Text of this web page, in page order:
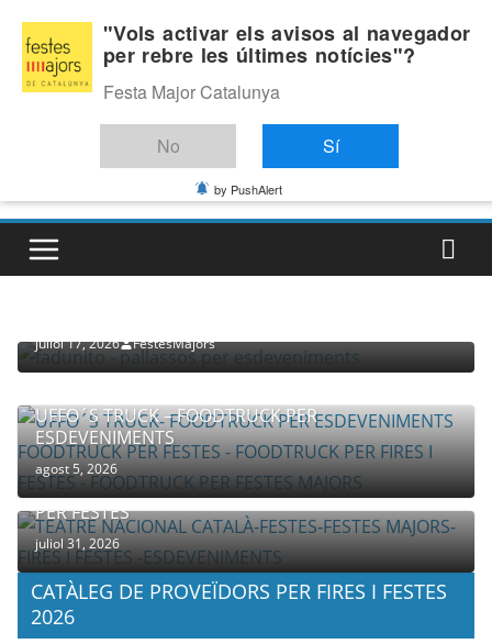
content
Dissabte, agost 8, 2026
Última:
juliol 17, 2026 FestesMajors
UFFO´S TRUCK – FOODTRUCK PER
ESDEVENIMENTS
agost 5, 2026
COMPANYIA TENAC – TEATRE NACIONAL CATALÀ
PER FESTES
juliol 31, 2026
CATÀLEG DE PROVEÏDORS PER FIRES I FESTES
2026
"Vols activar els avisos al navegador
per rebre les últimes notícies"?
Festa Major Catalunya
No Sí
by PushAlert